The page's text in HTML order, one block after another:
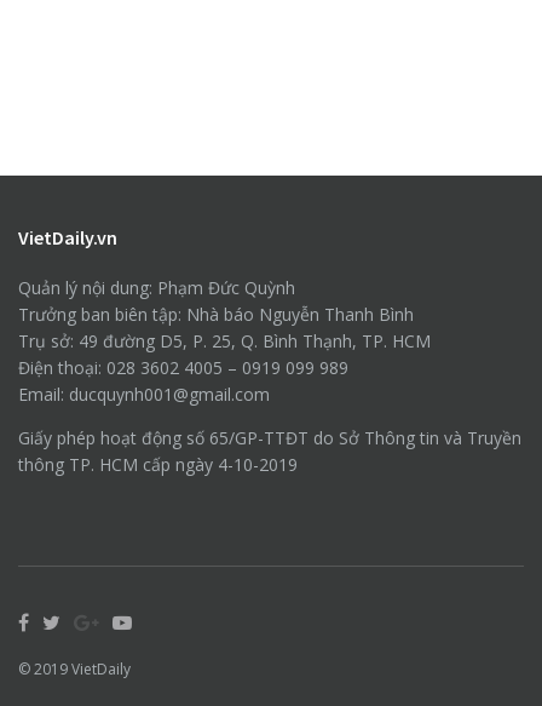
VietDaily.vn
Quản lý nội dung: Phạm Đức Quỳnh
Trưởng ban biên tập: Nhà báo Nguyễn Thanh Bình
Trụ sở: 49 đường D5, P. 25, Q. Bình Thạnh, TP. HCM
Điện thoại: 028 3602 4005 – 0919 099 989
Email: ducquynh001@gmail.com
Giấy phép hoạt động số 65/GP-TTĐT do Sở Thông tin và Truyền
thông TP. HCM cấp ngày 4-10-2019
© 2019VietDaily